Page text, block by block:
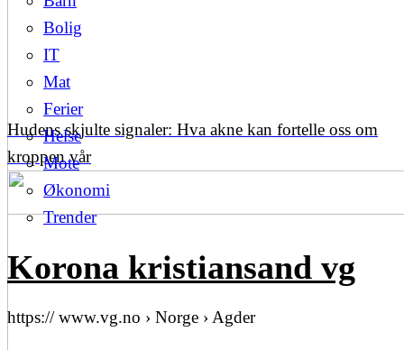
Hudens skjulte signaler: Hva akne kan fortelle oss om
kroppen vår
Bolig
IT
Mat
Ferier
Helse
Mote
Økonomi
Trender
Korona kristiansand vg
https:// www.vg.no › Norge › Agder